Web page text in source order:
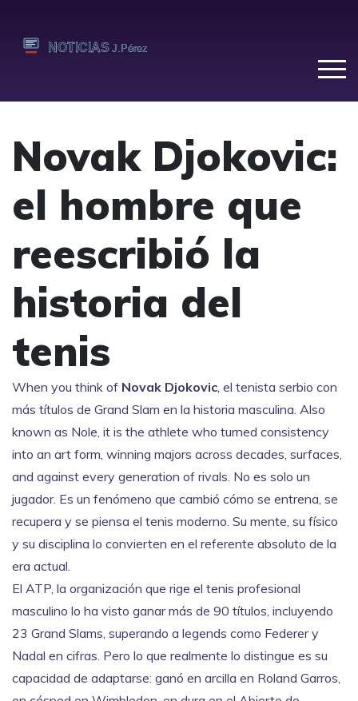
Novak Djokovic:
el hombre que
reescribió la
historia del
tenis
When you think of Novak Djokovic, el tenista serbio con
más títulos de Grand Slam en la historia masculina. Also
known as Nole, it is the athlete who turned consistency
into an art form, winning majors across decades, surfaces,
and against every generation of rivals. No es solo un
jugador. Es un fenómeno que cambió cómo se entrena, se
recupera y se piensa el tenis moderno. Su mente, su físico
y su disciplina lo convierten en el referente absoluto de la
era actual.
El ATP, la organización que rige el tenis profesional
masculino lo ha visto ganar más de 90 títulos, incluyendo
23 Grand Slams, superando a legends como Federer y
Nadal en cifras. Pero lo que realmente lo distingue es su
capacidad de adaptarse: ganó en arcilla en Roland Garros,